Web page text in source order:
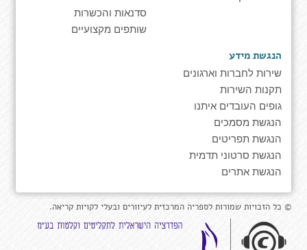
סדנאות והכשרות
שותפים מקצועיים
הנגשת מידע
שירות לחברות וארגונים
תקנות השירות
גופים העובדים איתנו
הנגשת מסמכים
הנגשת תפריטים
הנגשת סרטוני תדמית
הנגשת אתרים
© כל הזכויות שמורות לספריה המרכזית לעיוורים ובעלי לקויות קריאה.